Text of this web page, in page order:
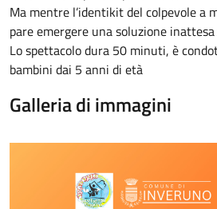
Ma mentre l’identikit del colpevole a
pare emergere una soluzione
Lo spettacolo dura 50 minuti, è
bambini dai 5 anni di età
Galleria di immagini